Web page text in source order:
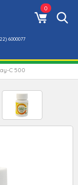
0
6000077
C 500